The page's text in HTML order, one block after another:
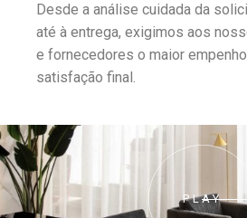
Desde a análise cuidada da
até à entrega, exigimos aos
e fornecedores o maior
satisfação final.
PLAY